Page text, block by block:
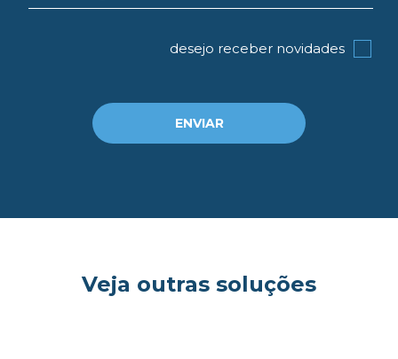
desejo receber novidades
ENVIAR
Veja outras soluções